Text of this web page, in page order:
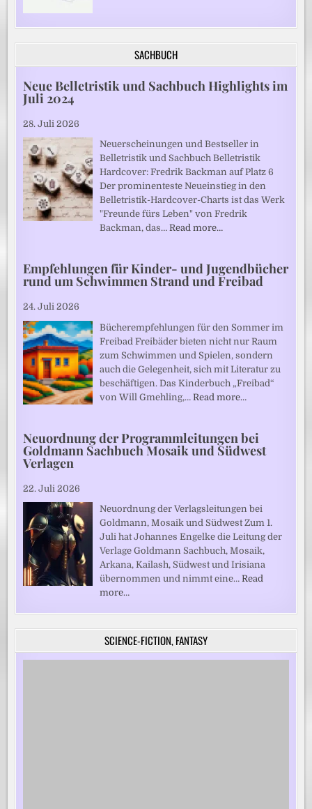
SACHBUCH
Neue Belletristik und Sachbuch Highlights im
Juli 2024
28. Juli 2026
Neuerscheinungen und Bestseller in
Belletristik und Sachbuch Belletristik
Hardcover: Fredrik Backman auf Platz 6
Der prominenteste Neueinstieg in den
Belletristik-Hardcover-Charts ist das Werk
"Freunde fürs Leben" von Fredrik
Backman, das…Read more…
Empfehlungen für Kinder- und Jugendbücher
rund um Schwimmen Strand und Freibad
24. Juli 2026
Bücherempfehlungen für den Sommer im
Freibad Freibäder bieten nicht nur Raum
zum Schwimmen und Spielen, sondern
auch die Gelegenheit, sich mit Literatur zu
beschäftigen. Das Kinderbuch „Freibad“
von Will Gmehling,…Read more…
Neuordnung der Programmleitungen bei
Goldmann Sachbuch Mosaik und Südwest
Verlagen
22. Juli 2026
Neuordnung der Verlagsleitungen bei
Goldmann, Mosaik und Südwest Zum 1.
Juli hat Johannes Engelke die Leitung der
Verlage Goldmann Sachbuch, Mosaik,
Arkana, Kailash, Südwest und Irisiana
übernommen und nimmt eine…Read
more…
SCIENCE-FICTION, FANTASY